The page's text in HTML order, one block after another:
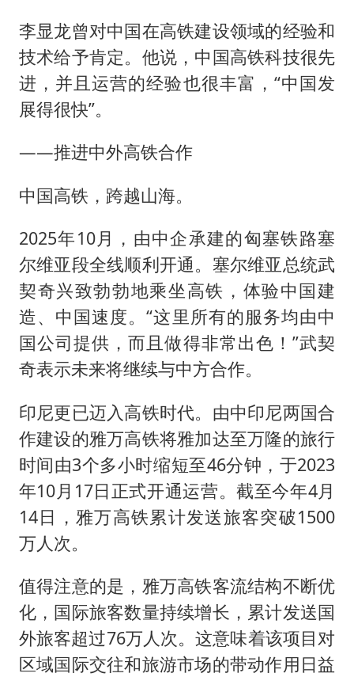
李显龙曾对中国在高铁建设领域的经验和
技术给予肯定。他说，中国高铁科技很先
进，并且运营的经验也很丰富，“中国发
展得很快”。
——推进中外高铁合作
中国高铁，跨越山海。
2025年10月，由中企承建的匈塞铁路塞
尔维亚段全线顺利开通。塞尔维亚总统武
契奇兴致勃勃地乘坐高铁，体验中国建
造、中国速度。“这里所有的服务均由中
国公司提供，而且做得非常出色！”武契
奇表示未来将继续与中方合作。
印尼更已迈入高铁时代。由中印尼两国合
作建设的雅万高铁将雅加达至万隆的旅行
时间由3个多小时缩短至46分钟，于2023
年10月17日正式开通运营。截至今年4月
14日，雅万高铁累计发送旅客突破1500
万人次。
值得注意的是，雅万高铁客流结构不断优
化，国际旅客数量持续增长，累计发送国
外旅客超过76万人次。这意味着该项目对
区域国际交往和旅游市场的带动作用日益